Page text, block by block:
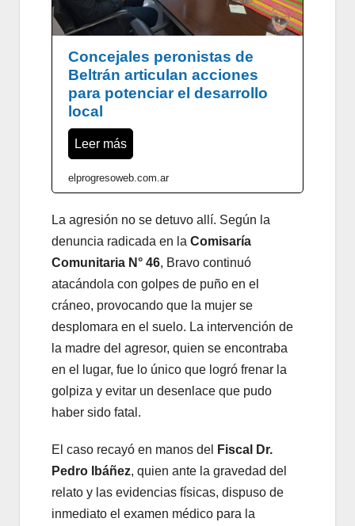
Concejales peronistas de
Beltrán articulan acciones
para potenciar el desarrollo
local
Leer más
elprogresoweb.com.ar
La agresión no se detuvo allí. Según la
denuncia radicada en la Comisaría
Comunitaria N° 46, Bravo continuó
atacándola con golpes de puño en el
cráneo, provocando que la mujer se
desplomara en el suelo. La intervención de
la madre del agresor, quien se encontraba
en el lugar, fue lo único que logró frenar la
golpiza y evitar un desenlace que pudo
haber sido fatal.
El caso recayó en manos del
Fiscal Dr.
Pedro Ibáñez, quien ante la gravedad del
relato y las evidencias físicas, dispuso de
inmediato el examen médico para la